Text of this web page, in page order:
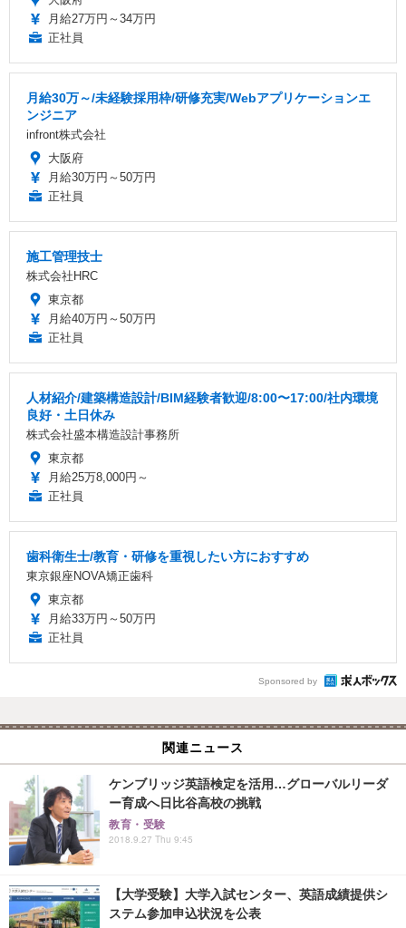
月給27万円～34万円
正社員
月給30万～/未経験採用枠/研修充実/Webアプリケーションエ
ンジニア
infront株式会社
大阪府
月給30万円～50万円
正社員
施工管理技士
株式会社HRC
東京都
月給40万円～50万円
正社員
人材紹介/建築構造設計/BIM経験者歓迎/8:00〜17:00/社内環境
良好・土日休み
株式会社盛本構造設計事務所
東京都
月給25万8,000円～
正社員
歯科衛生士/教育・研修を重視したい方におすすめ
東京銀座NOVA矯正歯科
東京都
月給33万円～50万円
正社員
Sponsored by
関連ニュース
ケンブリッジ英語検定を活用…グローバルリーダ
ー育成へ日比谷高校の挑戦
教育・受験
2018.9.27 Thu 9:45
【大学受験】大学入試センター、英語成績提供シ
ステム参加申込状況を公表